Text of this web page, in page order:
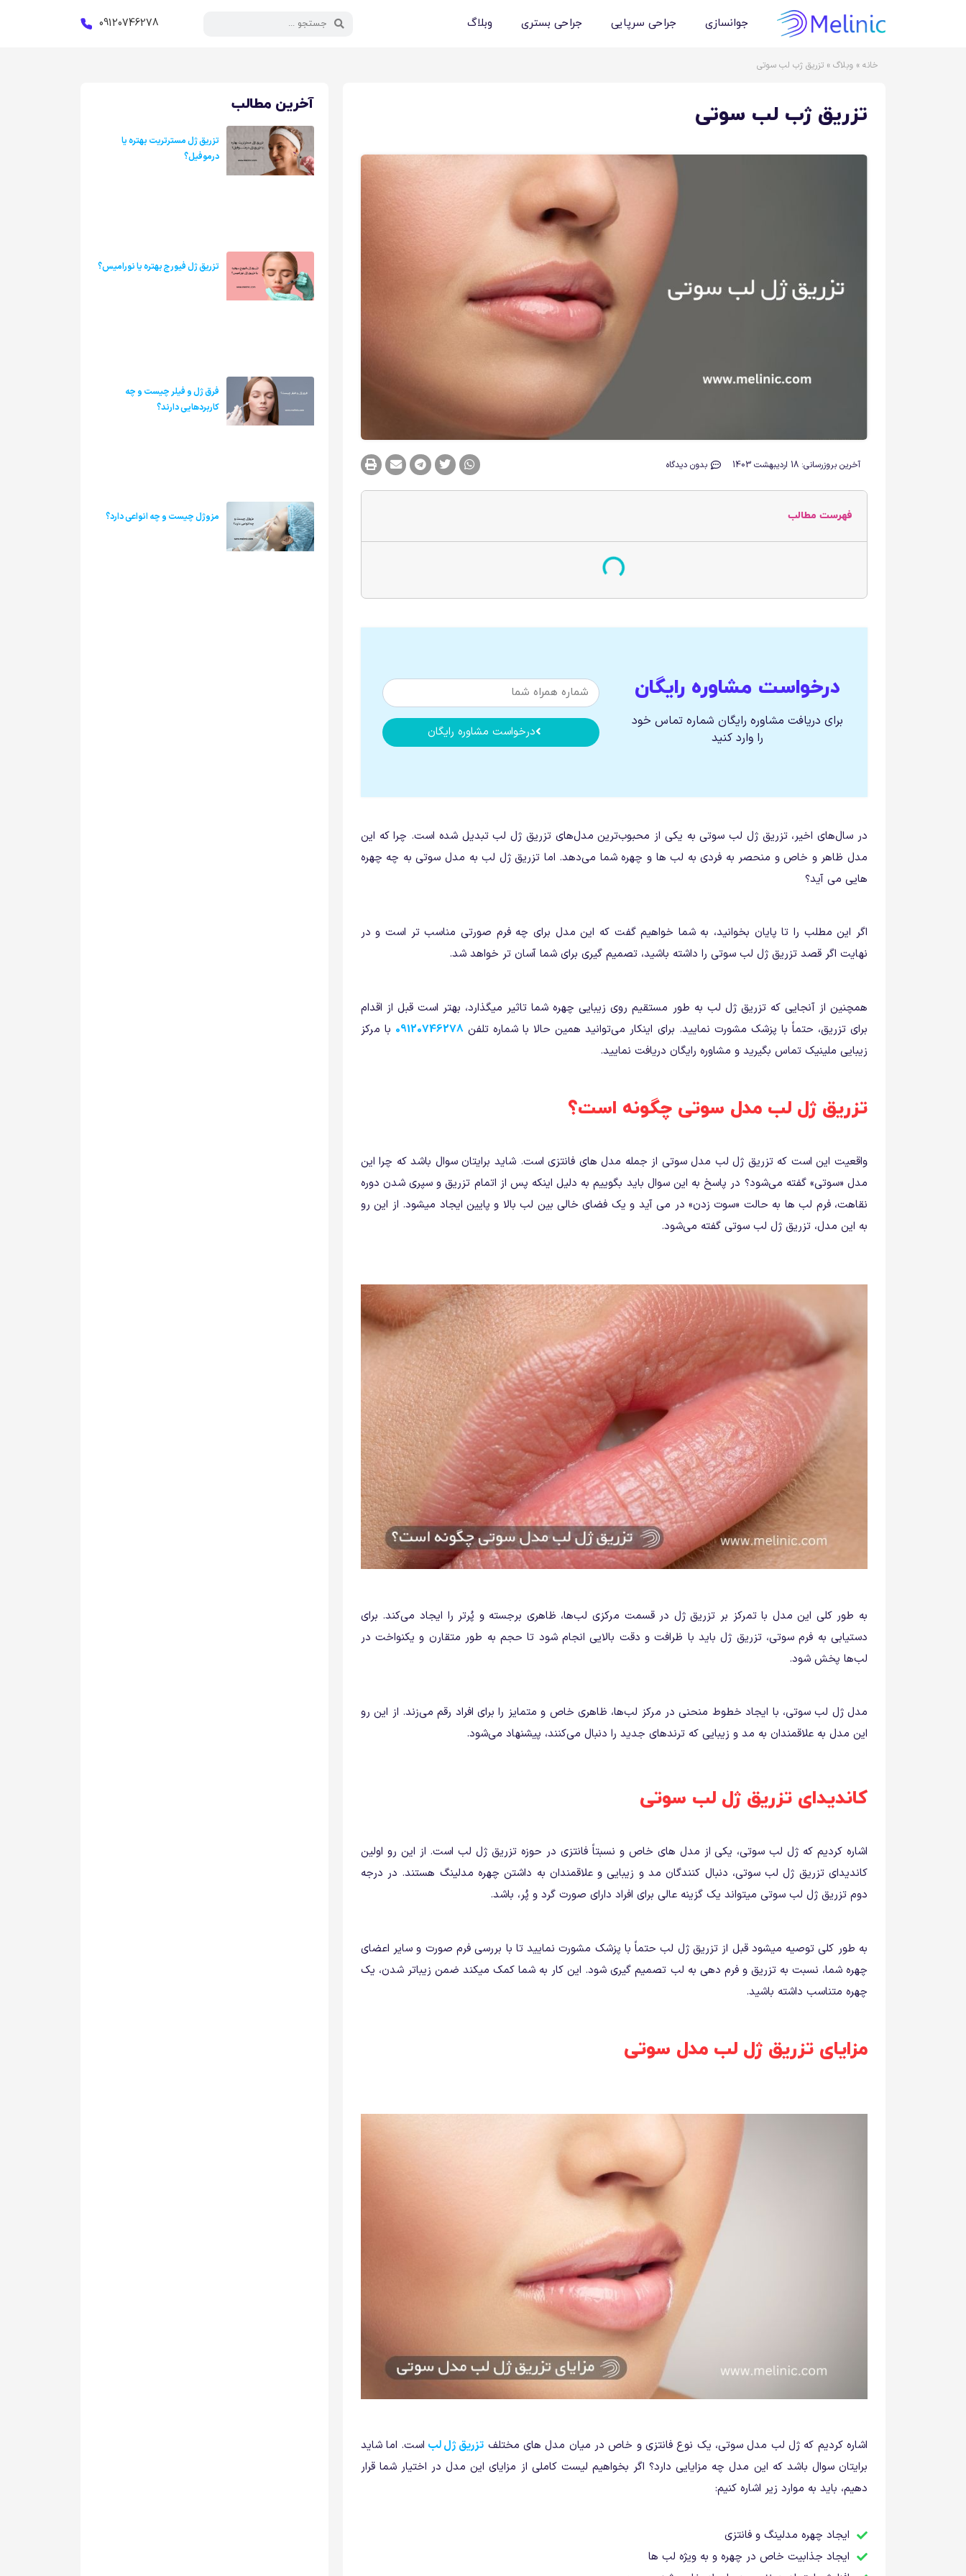
جوانسازی جراحی سرپایی جراحی بستری وبلاگ 09120746278
خانه » وبلاگ » تزریق ژب لب سوتی
تزریق ژب لب سوتی
آخرین بروزرسانی: 18 اردیبهشت 1403 بدون دیدگاه
فهرست مطالب
درخواست مشاوره رایگان
برای دریافت مشاوره رایگان شماره تماس خود
را وارد کنید
درخواست مشاوره رایگان
در سال‌های اخیر، تزریق ژل لب سوتی به یکی از محبوب‌ترین مدل‌های تزریق ژل لب تبدیل شده است. چرا که این
مدل ظاهر و خاص و منحصر به فردی به لب ها و چهره شما می‌دهد. اما تزریق ژل لب به مدل سوتی به چه چهره
هایی می آید؟
اگر این مطلب را تا پایان بخوانید، به شما خواهیم گفت که این مدل برای چه فرم صورتی مناسب تر است و در
نهایت اگر قصد تزریق ژل لب سوتی را داشته باشید، تصمیم گیری برای شما آسان تر خواهد شد.
همچنین از آنجایی که تزریق ژل لب به طور مستقیم روی زیبایی چهره شما تاثیر میگذارد، بهتر است قبل از اقدام
برای تزریق، حتماً با پزشک مشورت نمایید. برای اینکار می‌توانید همین حالا با شماره تلفن09120746278 با مرکز
زیبایی ملینیک تماس بگیرید و مشاوره رایگان دریافت نمایید.
تزریق ژل لب مدل سوتی چگونه است؟
واقعیت این است که تزریق ژل لب مدل سوتی از جمله مدل های فانتزی است. شاید برایتان سوال باشد که چرا این
مدل «سوتی» گفته می‌شود؟ در پاسخ به این سوال باید بگوییم به دلیل اینکه پس از اتمام تزریق و سپری شدن دوره
نقاهت، فرم لب ها به حالت «سوت زدن» در می آید و یک فضای خالی بین لب بالا و پایین ایجاد میشود. از این رو
به این مدل، تزریق ژل لب سوتی گفته می‌شود.
به طور کلی این مدل با تمرکز بر تزریق ژل در قسمت مرکزی لب‌ها، ظاهری برجسته و پُرتر را ایجاد می‌کند. برای
دستیابی به فرم سوتی، تزریق ژل باید با ظرافت و دقت بالایی انجام شود تا حجم به طور متقارن و یکنواخت در
لب‌ها پخش شود.
مدل ژل لب سوتی، با ایجاد خطوط منحنی در مرکز لب‌ها، ظاهری خاص و متمایز را برای افراد رقم می‌زند. از این رو
این مدل به علاقمندان به مد و زیبایی که ترندهای جدید را دنبال می‌کنند، پیشنهاد می‌شود.
کاندیدای تزریق ژل لب سوتی
اشاره کردیم که ژل لب سوتی، یکی از مدل های خاص و نسبتاً فانتزی در حوزه تزریق ژل لب است. از این رو اولین
کاندیدای تزریق ژل لب سوتی، دنبال کنندگان مد و زیبایی و علاقمندان به داشتن چهره مدلینگ هستند. در درجه
دوم تزریق ژل لب سوتی میتواند یک گزینه عالی برای افراد دارای صورت گرد و پُر، باشد.
به طور کلی توصیه میشود قبل از تزریق ژل لب حتماً با پزشک مشورت نمایید تا با بررسی فرم صورت و سایر اعضای
چهره شما، نسبت به تزریق و فرم دهی به لب تصمیم گیری شود. این کار به شما کمک میکند ضمن زیباتر شدن، یک
چهره متناسب داشته باشید.
مزایای تزریق ژل لب مدل سوتی
اشاره کردیم که ژل لب مدل سوتی، یک نوع فانتزی و خاص در میان مدل های مختلف تزریق ژل لب است. اما شاید
برایتان سوال باشد که این مدل چه مزایایی دارد؟ اگر بخواهیم لیست کاملی از مزایای این مدل در اختیار شما قرار
دهیم، باید به موارد زیر اشاره کنیم:
ایجاد چهره مدلینگ و فانتزی
ایجاد جذابیت خاص در چهره و به ویژه لب ها
آخرین مطالب
تزریق ژل مسترتریت بهتره یا
درموفیل؟
تزریق ژل فیورج بهتره یا نورامیس؟
فرق ژل و فیلر چیست و چه
کاربردهایی دارند؟
مزوژل چیست و چه انواعی دارد؟